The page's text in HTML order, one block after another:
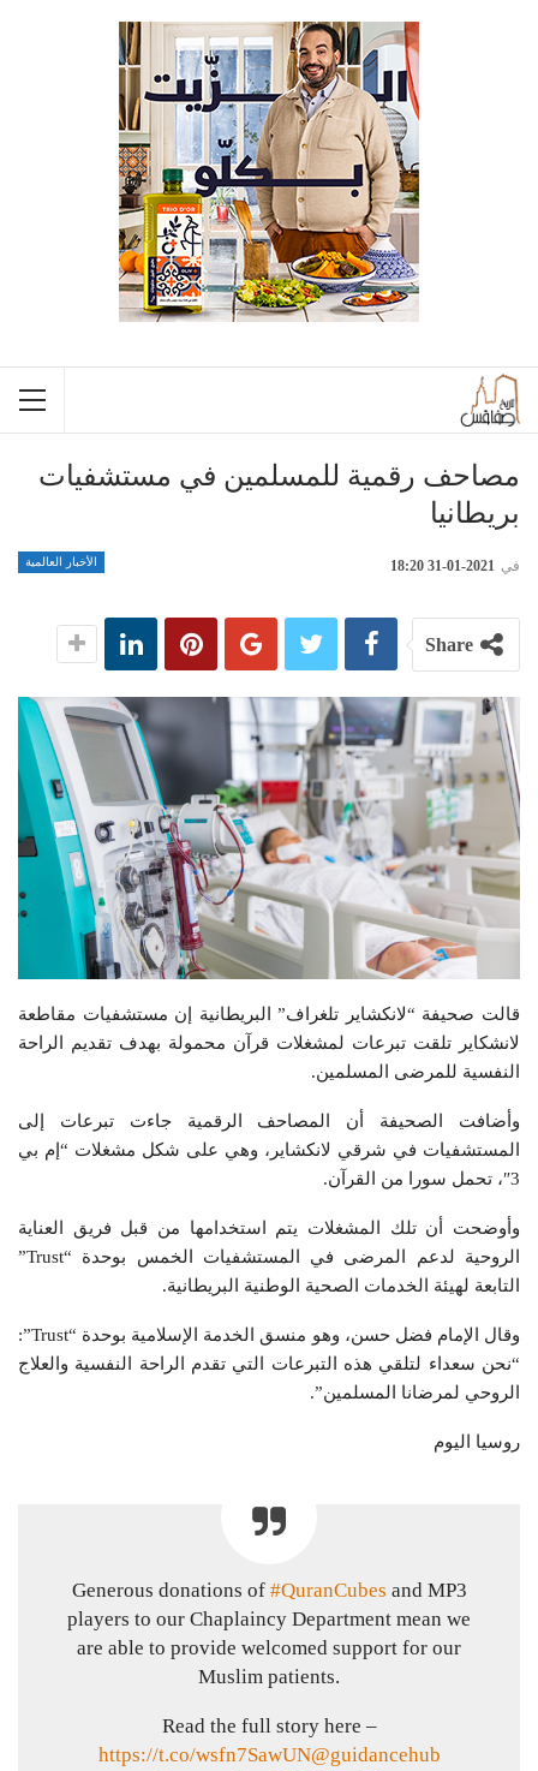
مصاحف رقمية للمسلمين في مستشفيات
بريطانيا
الأخبار العالمية في 2021-01-31 18:20
Share
قالت صحيفة “لانكشاير تلغراف” البريطانية إن مستشفيات مقاطعة
لانشكاير تلقت تبرعات لمشغلات قرآن محمولة بهدف تقديم الراحة
النفسية للمرضى المسلمين.
وأضافت الصحيفة أن المصاحف الرقمية جاءت تبرعات إلى
المستشفيات في شرقي لانكشاير، وهي على شكل مشغلات “إم بي
3″، تحمل سورا من القرآن.
وأوضحت أن تلك المشغلات يتم استخدامها من قبل فريق العناية
الروحية لدعم المرضى في المستشفيات الخمس بوحدة “Trust”
التابعة لهيئة الخدمات الصحية الوطنية البريطانية.
وقال الإمام فضل حسن، وهو منسق الخدمة الإسلامية بوحدة “Trust”:
“نحن سعداء لتلقي هذه التبرعات التي تقدم الراحة النفسية والعلاج
الروحي لمرضانا المسلمين”.
روسيا اليوم
Generous donations of #QuranCubes and MP3
players to our Chaplaincy Department mean we
are able to provide welcomed support for our
Muslim patients.
Read the full story here –
https://t.co/wsfn7SawUN@guidancehub